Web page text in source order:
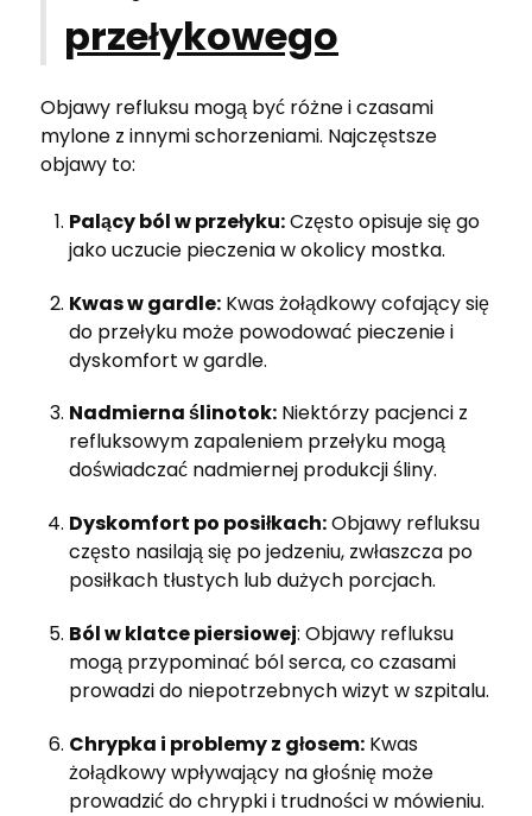
przełykowego
Objawy refluksu mogą być różne i czasami
mylone z innymi schorzeniami. Najczęstsze
objawy to:
Palący ból w przełyku:Często opisuje się go
jako uczucie pieczenia w okolicy mostka.
Kwas w gardle: Kwas żołądkowy cofający się
do przełyku może powodować pieczenie i
dyskomfort w gardle.
Nadmierna ślinotok: Niektórzy pacjenci z
refluksowym zapaleniem przełyku mogą
doświadczać nadmiernej produkcji śliny.
Dyskomfort po posiłkach:Objawy refluksu
często nasilają się po jedzeniu, zwłaszcza po
posiłkach tłustych lub dużych porcjach.
Ból w klatce piersiowej: Objawy refluksu
mogą przypominać ból serca, co czasami
prowadzi do niepotrzebnych wizyt w szpitalu.
Chrypka i problemy z głosem: Kwas
żołądkowy wpływający na głośnię może
prowadzić do chrypki i trudności w mówieniu.